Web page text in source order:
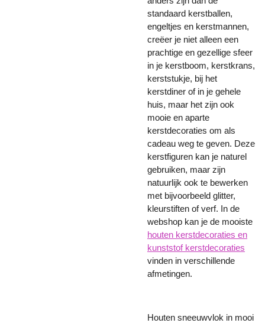
standaard kerstballen,
engeltjes en kerstmannen,
creëer je niet alleen een
prachtige en gezellige sfeer
in je kerstboom, kerstkrans,
kerststukje, bij het
kerstdiner of in je gehele
huis, maar het zijn ook
mooie en aparte
kerstdecoraties om als
cadeau weg te geven. Deze
kerstfiguren kan je naturel
gebruiken, maar zijn
natuurlijk ook te bewerken
met bijvoorbeeld glitter,
kleurstiften of verf. In de
webshop kan je de mooiste
houten kerstdecoraties en
kunststof kerstdecoraties
vinden in verschillende
afmetingen.
Houten sneeuwvlok in mooi